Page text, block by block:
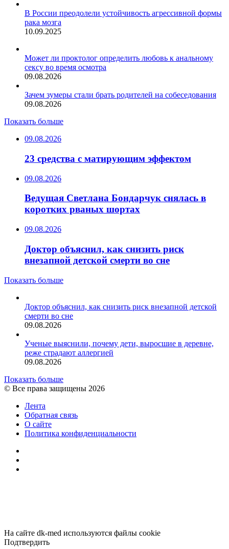
В России преодолели устойчивость агрессивной формы
рака мозга
10.09.2025
Может ли проктолог определить любовь к анальному
сексу во время осмотра
09.08.2026
Зачем зумеры стали брать родителей на собеседования
09.08.2026
Показать больше
09.08.2026
23 средства с матирующим эффектом
09.08.2026
Ведущая Светлана Бондарчук снялась в
коротких рваных шортах
09.08.2026
Доктор объяснил, как снизить риск
внезапной детской смерти во сне
Показать больше
Доктор объяснил, как снизить риск внезапной детской
смерти во сне
09.08.2026
Ученые выяснили, почему дети, выросшие в деревне,
реже страдают аллергией
09.08.2026
Показать больше
© Все права защищены 2026
Лента
Обратная связь
О сайте
Политика конфиденциальности
На сайте dk-med используются файлы cookie
Подтвердить